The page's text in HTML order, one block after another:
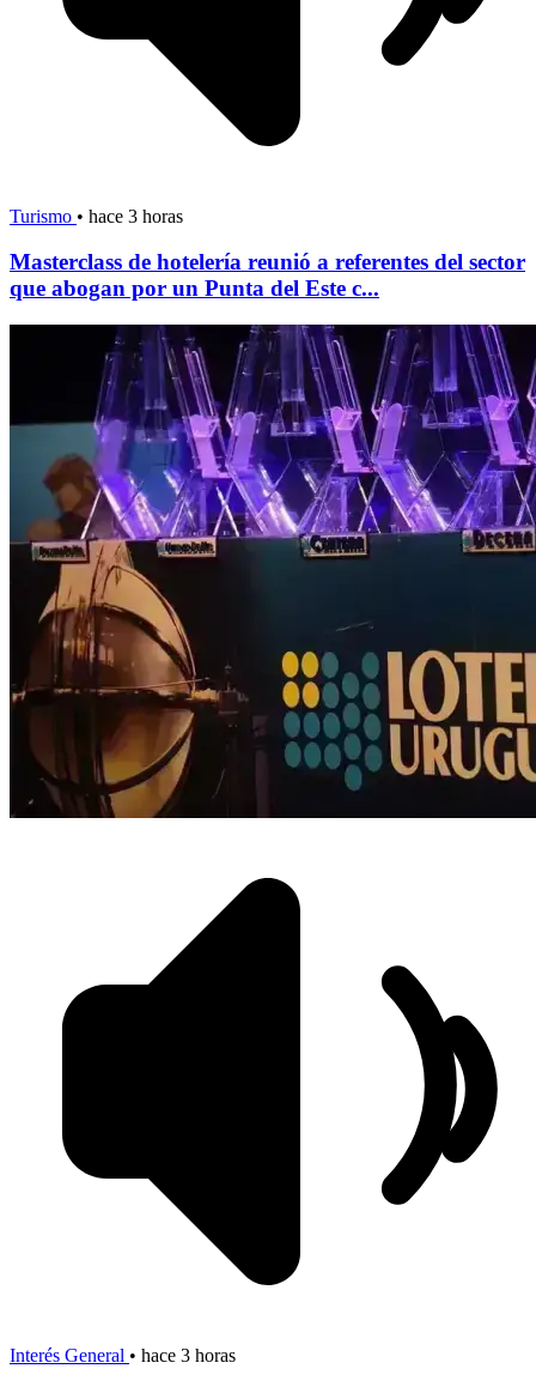
Turismo • hace 3 horas
Masterclass de hotelería reunió a referentes del sector
que abogan por un Punta del Este c...
Interés General • hace 3 horas